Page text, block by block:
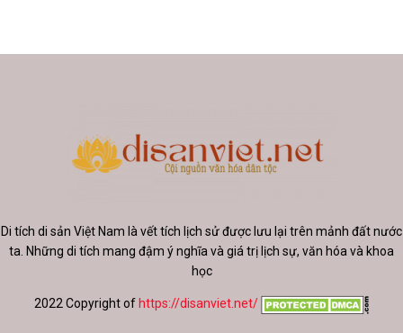
Di tích di sản Việt Nam là vết tích lịch sử được lưu lại trên mảnh đất nước
ta. Những di tích mang đậm ý nghĩa và giá trị lịch sự, văn hóa và khoa
học
2022 Copyright of https://disanviet.net/